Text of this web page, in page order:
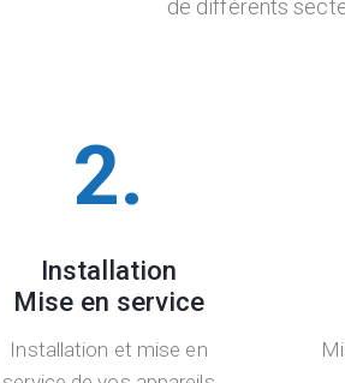
de différents
Installation
Mise en service
Installation et mise en